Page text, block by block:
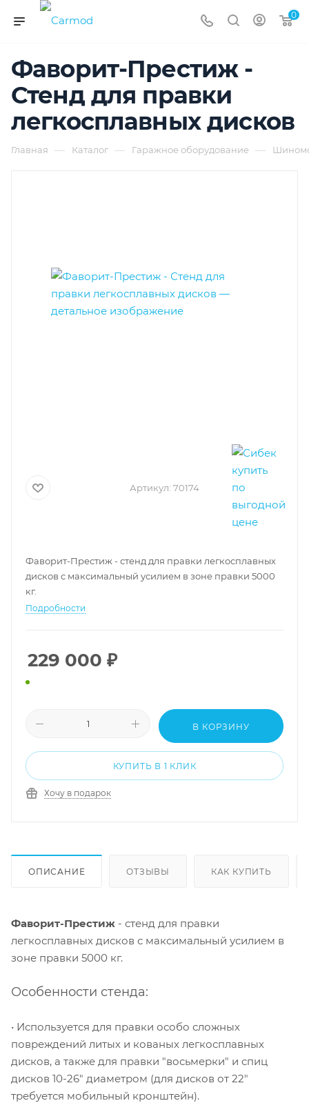
0
Фаворит-Престиж -
Стенд для правки
легкосплавных дисков
Главная — Каталог — Гаражное оборудование —
Артикул: 70174
Фаворит-Престиж - стенд для правки легкосплавных
дисков с максимальный усилием в зоне правки 5000
кг.
Подробности
229 000 ₽
В КОРЗИНУ
КУПИТЬ В 1 КЛИК
Хочу в подарок
ОПИСАНИЕ ОТЗЫВЫ КАК КУПИТЬ
Фаворит-Престиж - стенд для правки
легкосплавных дисков с максимальный усилием в
зоне правки 5000 кг.
Особенности стенда:
• Используется для правки особо сложных
повреждений литых и кованых легкосплавных
дисков, а также для правки "восьмерки" и спиц
дисков 10-26" диаметром (для дисков от 22"
требуется мобильный кронштейн).